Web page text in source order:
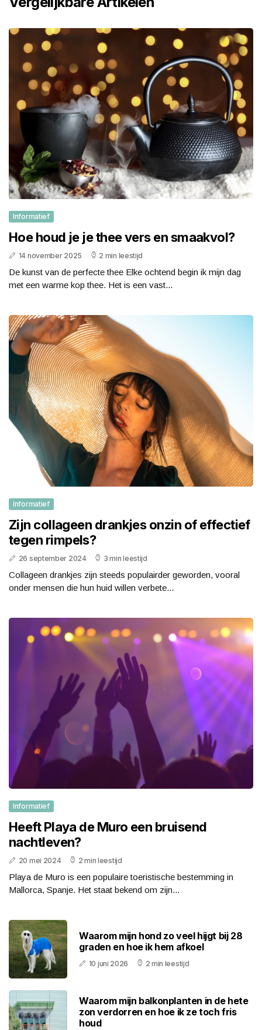
Informatief
Hoe houd je je thee vers en smaakvol?
14 november 2025 2 min leestijd
De kunst van de perfecte thee Elke ochtend begin ik mijn dag
met een warme kop thee. Het is een vast...
Informatief
Zijn collageen drankjes onzin of effectief
tegen rimpels?
26 september 2024 3 min leestijd
Collageen drankjes zijn steeds populairder geworden, vooral
onder mensen die hun huid willen verbete...
Informatief
Heeft Playa de Muro een bruisend
nachtleven?
20 mei 2024 2 min leestijd
Playa de Muro is een populaire toeristische bestemming in
Mallorca, Spanje. Het staat bekend om zijn...
Waarom mijn hond zo veel hijgt bij 28
graden en hoe ik hem afkoel
10 juni 2026 2 min leestijd
Waarom mijn balkonplanten in de hete
zon verdorren en hoe ik ze toch fris
houd